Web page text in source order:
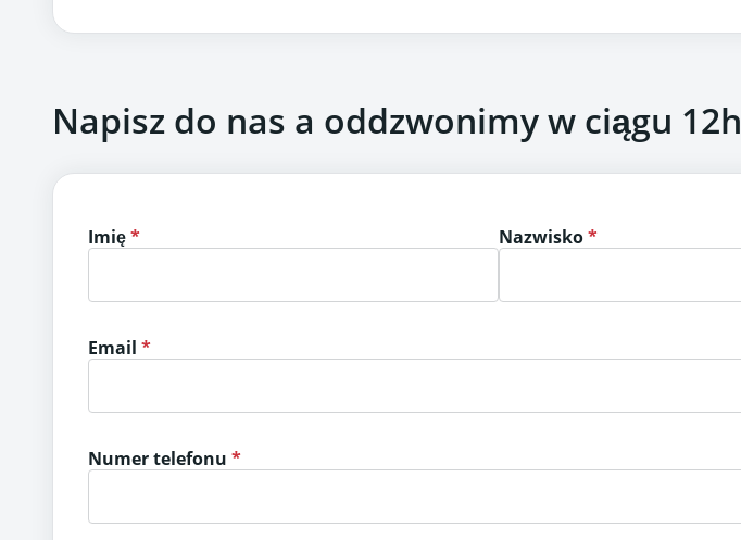
Napisz do nas a oddzwonimy w ciągu 12h
Imię Nazwisko
Email
Numer telefonu